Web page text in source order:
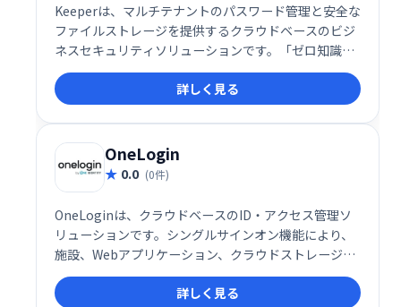
Keeperは、マルチテナントのパスワード管理と安全な
ファイルストレージを提供するクラウドベースのビジ
ネスセキュリティソリューションです。「ゼロ知識」
セキュリティ機能を提供し、ユーザーはデバイスと
Keeperクラウドセキュリティボルトに保存されている
情報にのみアクセスできます。
詳しく見る
OneLogin
0.0 (0件)
OneLoginは、クラウドベースのID・アクセス管理ソ
リューションです。シングルサインオン機能により、
施設、Webアプリケーション、クラウドストレージな
どへのアクセスを安全に一元管理できます。適応型多
要素認証やモバイルIDトラッキングなども提供し、高
詳しく見る